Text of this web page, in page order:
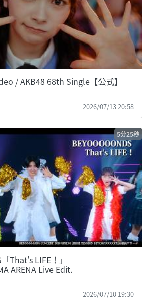
/ AKB48 68th Single【公式】
2026/07/13 20:58
5分25秒
That's LIFE！」
ARENA Live Edit.
2026/07/10 19:30